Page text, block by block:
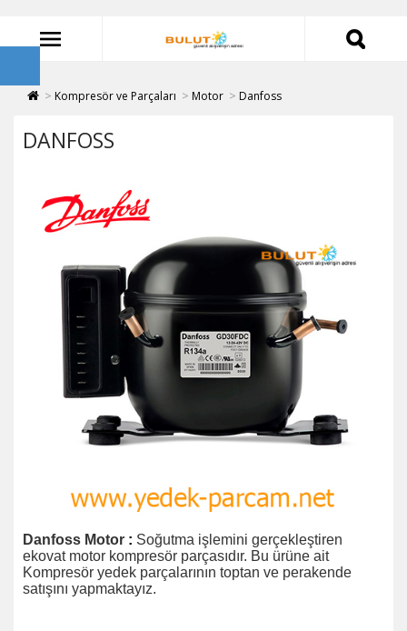
Kompresör ve Parçaları Motor Danfoss
DANFOSS
Danfoss Motor : Soğutma işlemini gerçekleştiren
ekovat motor kompresör parçasıdır. Bu ürüne ait
Kompresör yedek parçalarının toptan ve perakende
satışını yapmaktayız.